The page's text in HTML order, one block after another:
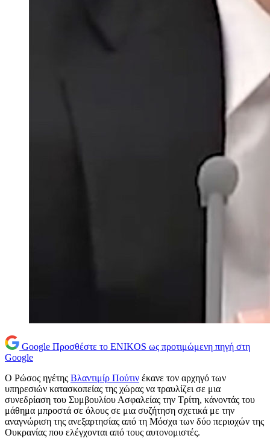
Google Προσθέστε το ENIKOS ως προτιμώμενη πηγή στη
Google
Ο Ρώσος ηγέτης Βλαντιμίρ Πούτιν έκανε τον αρχηγό των
υπηρεσιών κατασκοπείας της χώρας να τραυλίζει σε μια
συνεδρίαση του Συμβουλίου Ασφαλείας την Τρίτη, κάνοντάς του
μάθημα μπροστά σε όλους σε μια συζήτηση σχετικά με την
αναγνώριση της ανεξαρτησίας από τη Μόσχα των δύο περιοχών της
Ουκρανίας που ελέγχονται από τους αυτονομιστές.